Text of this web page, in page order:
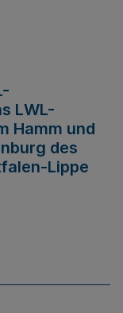
LWL-
Hamm und
des
Lippe